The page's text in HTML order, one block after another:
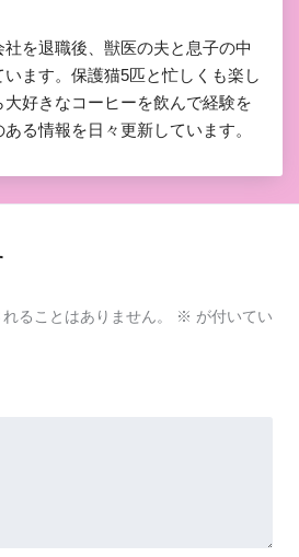
を退職後、獣医の夫と息子の中
ます。保護猫5匹と忙しくも楽し
好きなコーヒーを飲んで経験を
る情報を日々更新しています。
ることはありません。 ※ が付いてい